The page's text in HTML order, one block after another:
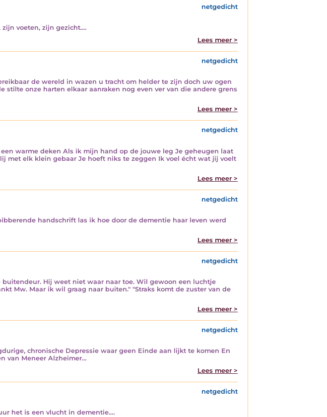
netgedicht
voeten, zijn gezicht.…
Lees meer >
netgedicht
de wereld in wazen u tracht om helder te zijn doch uw ogen
onze harten elkaar aanraken nog even ver van die andere grens
Lees meer >
netgedicht
warme deken Als ik mijn hand op de jouwe leg Je geheugen laat
met elk klein gebaar Je hoeft niks te zeggen Ik voel écht wat jij voelt
Lees meer >
netgedicht
handschrift las ik hoe door de dementie haar leven werd
Lees meer >
netgedicht
Hij weet niet waar naar toe. Wil gewoon een luchtje
Mw. Maar ik wil graag naar buiten." "Straks komt de zuster van de
Lees meer >
netgedicht
chronische Depressie waar geen Einde aan lijkt te komen En
van Meneer Alzheimer…
Lees meer >
netgedicht
het is een vlucht in dementie.…